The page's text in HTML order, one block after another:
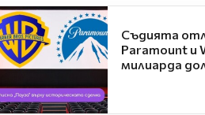
Съдията
Paramount и
милиарда